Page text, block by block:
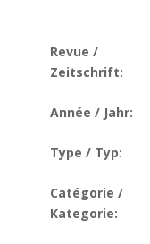
Revue /
Zeitschrift:
Année / Jahr:
Type / Typ:
Catégorie /
Kategorie: